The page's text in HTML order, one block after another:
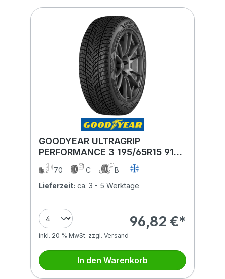
GOODYEAR ULTRAGRIP
PERFORMANCE 3 195/65R15 91H
BSW
70 C
B
Lieferzeit: ca. 3 - 5 Werktage
96,82 €*
inkl. 20 % MwSt. zzgl. Versand
In den Warenkorb